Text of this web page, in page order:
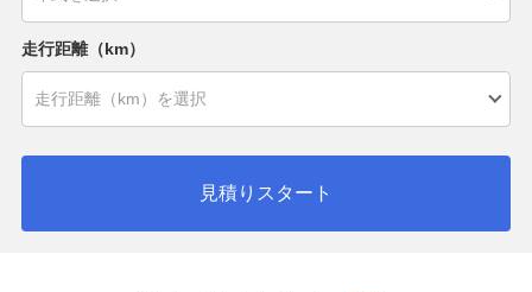
走行距離（km）
見積りスタート